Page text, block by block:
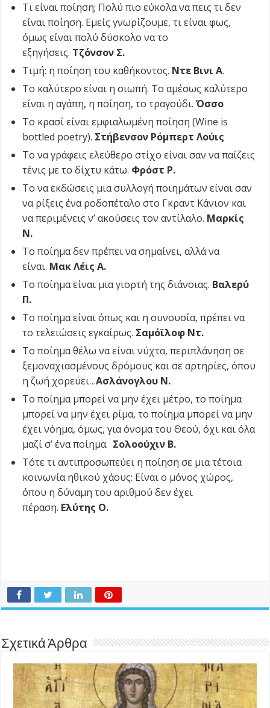
Τι είναι ποίηση; Πολύ πιο εύκολα να πεις τι δεν
είναι ποίηση. Εμείς γνωρίζουμε, τι είναι φως,
όμως είναι πολύ δύσκολο να το
εξηγήσεις. Τζόνσον Σ.
Τιμή: η ποίηση του καθήκοντος. Ντε Βινι Α.
Το καλύτερο είναι η σιωπή. Το αμέσως καλύτερο
είναι η αγάπη, η ποίηση, το τραγούδι.Όσσο
Το κρασί είναι εμφιαλωμένη ποίηση (Wine is
bottled poetry). Στήβενσον Ρόμπερτ Λούις
Το να γράφεις ελεύθερο στίχο είναι σαν να παίζεις
τένις με το δίχτυ κάτω. Φρόστ Ρ.
Το να εκδώσεις μια συλλογή ποιημάτων είναι σαν
να ρίξεις ένα ροδοπέταλο στο Γκραντ Κάνιον και
να περιμένεις ν’ ακούσεις τον αντίλαλο. Μαρκίς
Ν.
Το ποίημα δεν πρέπει να σημαίνει, αλλά να
είναι. Μακ Λέις Α.
Το ποίημα είναι μια γιορτή της διάνοιας. Βαλερύ
Π.
Το ποίημα είναι όπως και η συνουσία, πρέπει να
το τελειώσεις εγκαίρως. Σαμόϊλοφ Ντ.
Το ποίημα θέλω να είναι νύχτα, περιπλάνηση σε
ξεμοναχιασμένους δρόμους και σε αρτηρίες, όπου
η ζωή χορεύει…Ασλάνογλου Ν.
Το ποίημα μπορεί να μην έχει μέτρο, το ποίημα
μπορεί να μην έχει ρίμα, το ποίημα μπορεί να μην
έχει νόημα, όμως, για όνομα του Θεού, όχι και όλα
μαζί σ’ ένα ποίημα. Σολοούχιν Β.
Τότε τι αντιπροσωπεύει η ποίηση σε μια τέτοια
κοινωνία ηθικού χάους; Είναι ο μόνος χώρος,
όπου η δύναμη του αριθμού δεν έχει
πέραση. Ελύτης Ο.
Σχετικά Άρθρα